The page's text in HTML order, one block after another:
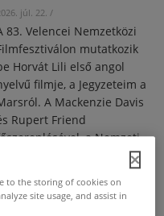
júl. 22. /
83. Velencei Nemzetközi
mutatkozik
Horvát Lili első angol
filmje, a Jegyzeteim a
A Mackenzie Davis
Rupert Friend
a Nemzeti
Filmintézet támogatásával
nemzetközi koprodukcióban
romantikus dráma a
to the storing of cookies on
site usage, and assist in